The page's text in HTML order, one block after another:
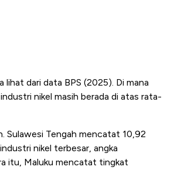
dari data BPS (2025). Di mana
nikel masih berada di atas rata-
Sulawesi Tengah mencatat 10,92
nikel terbesar, angka
itu, Maluku mencatat tingkat